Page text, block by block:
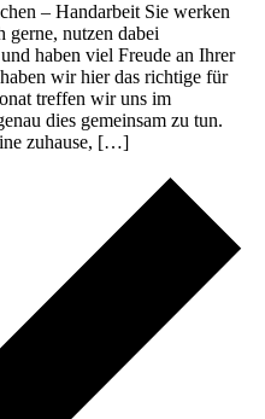
– Handarbeit Sie werken
gerne, nutzen dabei
haben viel Freude an Ihrer
wir hier das richtige für
treffen wir uns im
dies gemeinsam zu tun.
zuhause, […]